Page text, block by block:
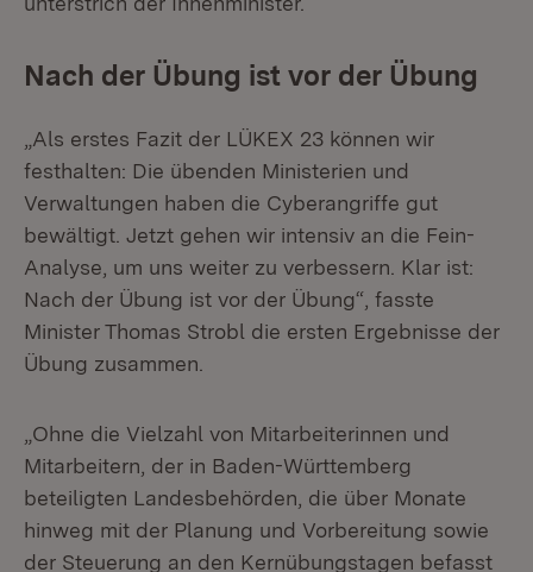
Nach der Übung ist vor der Übung
„Als erstes Fazit der LÜKEX 23 können wir
festhalten: Die übenden Ministerien und
Verwaltungen haben die Cyberangriffe gut
bewältigt. Jetzt gehen wir intensiv an die Fein-
Analyse, um uns weiter zu verbessern. Klar ist:
Nach der Übung ist vor der Übung“, fasste
Minister Thomas Strobl die ersten Ergebnisse der
Übung zusammen.
„Ohne die Vielzahl von Mitarbeiterinnen und
Mitarbeitern, der in Baden-Württemberg
beteiligten Landesbehörden, die über Monate
hinweg mit der Planung und Vorbereitung sowie
der Steuerung an den Kernübungstagen befasst